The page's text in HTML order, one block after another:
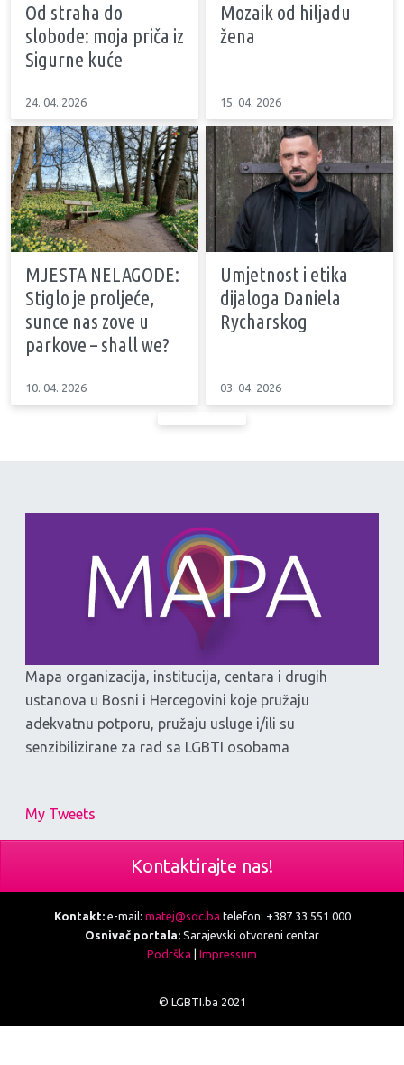
Od straha do
slobode: moja priča iz
Sigurne kuće
24. 04. 2026
Mozaik od hiljadu
žena
15. 04. 2026
MJESTA NELAGODE:
Stiglo je proljeće,
sunce nas zove u
parkove – shall we?
10. 04. 2026
Umjetnost i etika
dijaloga Daniela
Rycharskog
03. 04. 2026
Mapa organizacija, institucija, centara i drugih
ustanova u Bosni i Hercegovini koje pružaju
adekvatnu potporu, pružaju usluge i/ili su
senzibilizirane za rad sa LGBTI osobama
My Tweets
Kontaktirajte nas!
Kontakt:e-mail: matej@soc.ba telefon: +387 33 551 000
Osnivač portala: Sarajevski otvoreni centar
Podrška
Impressum
© LGBTI.ba 2021